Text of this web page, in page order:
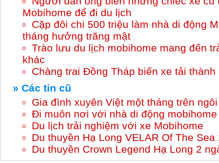
Mobihome để đi du lịch
Cặp đôi chi 500 triệu làm nhà di động
tháng hưởng trăng mật
Trào lưu du lịch mobihome mang đến
khác
Chàng trai Đồng Tháp biến xe tải
» Các tin cũ
Gia đình xuyên Việt một tháng trên
Đi muôn nơi với nhà di động mobihome
Du lịch trải nghiệm với xe Mobihome
Du thuyền Hạ Long VELAR Of The
Du thuyền Crown Legend Hạ Long 2